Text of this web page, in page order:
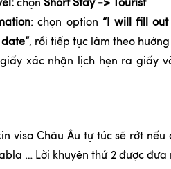
chọn Short Stay -> Tourist
: chọn option “I will fill
, rồi tiếp tục làm theo
xác nhận lịch hẹn ra giấy
visa Châu Âu tự túc sẽ rớt
… Lời khuyên thứ 2 được đưa